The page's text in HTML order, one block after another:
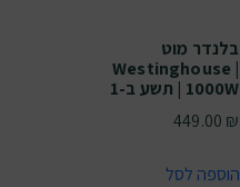
בלנדר מוט
Westinghouse |
1000W | תשע ב-1
449.00 ₪
הוספה לסל